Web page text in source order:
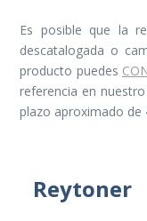
Es posible que la
descatalogada o
producto puedes
referencia en
plazo aproximado
Reytoner